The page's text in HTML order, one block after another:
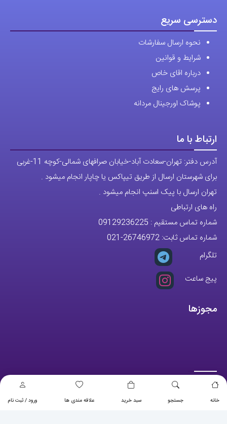
خانه جستجو سبد خرید علاقه مندی ها ورود / ثبت نام
دسترسی سریع
نحوه ارسال سفارشات
شرایط و قوانین
درباره اقای خاص
پرسش های رایج
پوشاک اورجینال مردانه
ارتباط با ما
آدرس دفتر: تهران-سعادت آباد-خیابان صرافهای شمالی-کوچه 11-غربی
برای شهرستان ارسال از طریق تیپاکس یا چاپار انجام میشود .
تهران ارسال با پیک اسنپ انجام میشود .
راه های ارتباطی
شماره تماس مستقیم : 09129236225
شماره تماس ثابت: 26746972
-021
تلگرام
پیج ساعت
مجوزها